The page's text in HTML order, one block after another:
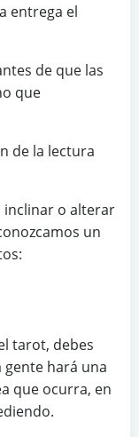
entrega el
de que las
que
de la lectura
inclinar o alterar
un
tarot, debes
hará una
que ocurra, en